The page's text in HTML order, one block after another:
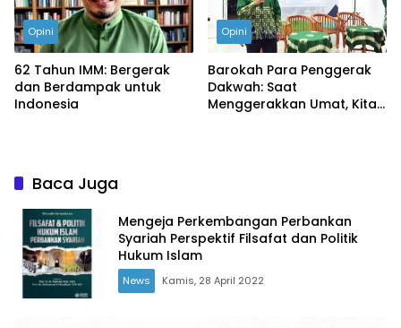
Opini
62 Tahun IMM: Bergerak
dan Berdampak untuk
Indonesia
Opini
Barokah Para Penggerak
Dakwah: Saat
Menggerakkan Umat, Kita
Baca Juga
Mengeja Perkembangan Perbankan
Syariah Perspektif Filsafat dan Politik
Hukum Islam
News Kamis, 28 April 2022